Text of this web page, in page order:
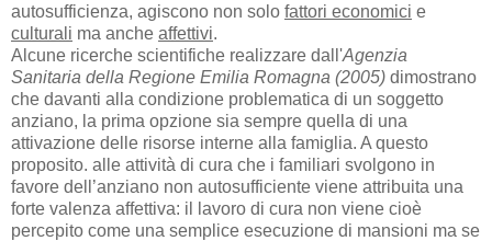
autosufficienza, agiscono non solo fattori economici e
culturali ma anche affettivi.
Alcune ricerche scientifiche realizzare dall'Agenzia
Sanitaria della Regione Emilia Romagna (2005) dimostrano
che davanti alla condizione problematica di un soggetto
anziano, la prima opzione sia sempre quella di una
attivazione delle risorse interne alla famiglia. A questo
proposito. alle attività di cura che i familiari svolgono in
favore dell’anziano non autosufficiente viene attribuita una
forte valenza affettiva: il lavoro di cura non viene cioè
percepito come una semplice esecuzione di mansioni ma se